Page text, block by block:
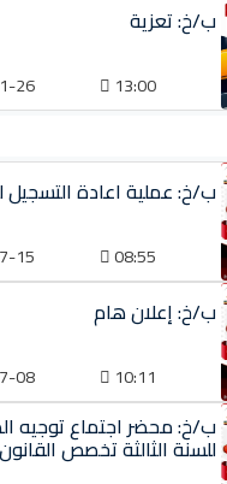
ب/خ: تعزية
13:00
26
ب/خ: عملية اعادة التسجيل
08:55
15
ب/خ: إعلان هام
10:11
08
ب/خ: محضر اجتماع توجيه
للسنة الثالثة تخصص